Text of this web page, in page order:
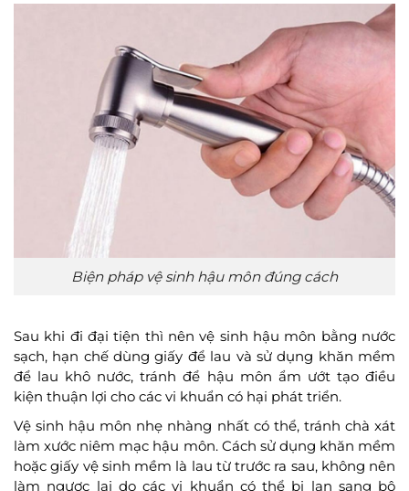
Biện pháp vệ sinh hậu môn đúng cách
Sau khi đi đại tiện thì nên vệ sinh hậu môn bằng nước
sạch, hạn chế dùng giấy để lau và sử dụng khăn mềm
để lau khô nước, tránh để hậu môn ẩm ướt tạo điều
kiện thuận lợi cho các vi khuẩn có hại phát triển.
Vệ sinh hậu môn nhẹ nhàng nhất có thể, tránh chà xát
làm xước niêm mạc hậu môn. Cách sử dụng khăn mềm
hoặc giấy vệ sinh mềm là lau từ trước ra sau, không nên
làm ngược lại do các vi khuẩn có thể bị lan sang bộ